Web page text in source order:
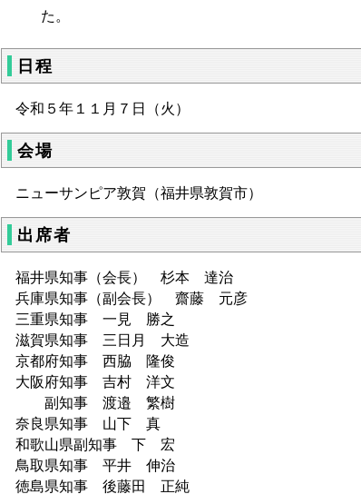
た。
日程
令和５年１１月７日（火）
会場
ニューサンピア敦賀（福井県敦賀市）
出席者
福井県知事（会長） 杉本 達治
兵庫県知事（副会長） 齋藤 元彦
三重県知事 一見 勝之
滋賀県知事 三日月 大造
京都府知事 西脇 隆俊
大阪府知事 吉村 洋文
副知事 渡邉 繁樹
奈良県知事 山下 真
和歌山県副知事 下 宏
鳥取県知事 平井 伸治
徳島県知事 後藤田 正純